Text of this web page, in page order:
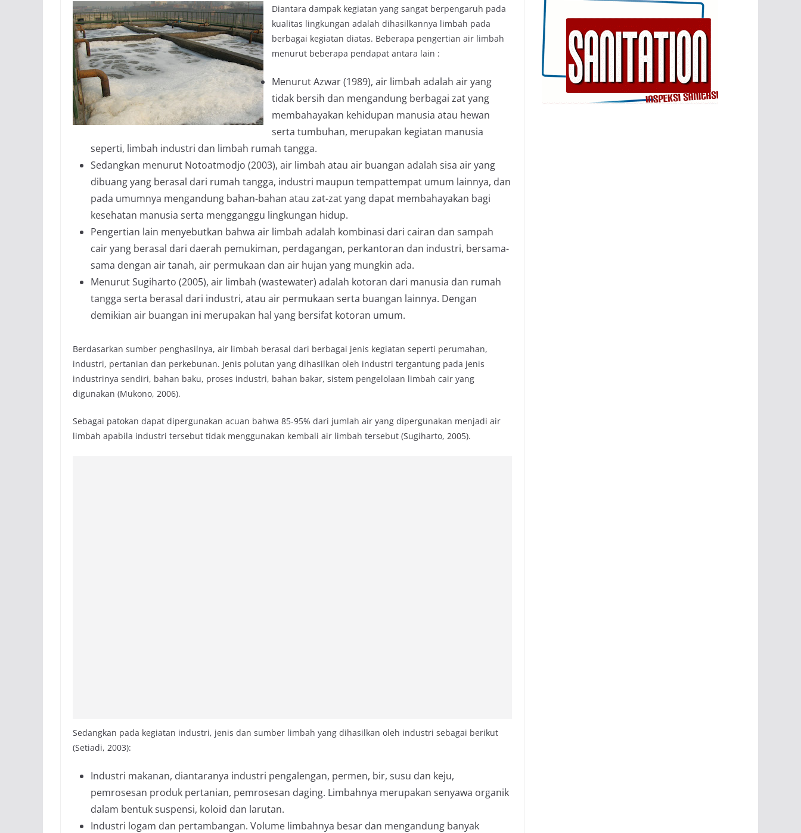
Diantara dampak kegiatan yang sangat berpengaruh pada
kualitas lingkungan adalah dihasilkannya limbah pada
berbagai kegiatan diatas. Beberapa pengertian air limbah
menurut beberapa pendapat antara lain :
Menurut Azwar (1989), air limbah adalah air yang
tidak bersih dan mengandung berbagai zat yang
membahayakan kehidupan manusia atau hewan
serta tumbuhan, merupakan kegiatan manusia
seperti, limbah industri dan limbah rumah tangga.
Sedangkan menurut Notoatmodjo (2003), air limbah atau air buangan adalah sisa air yang
dibuang yang berasal dari rumah tangga, industri maupun tempat­tempat umum lainnya, dan
pada umumnya mengandung bahan-bahan atau zat-zat yang dapat membahayakan bagi
kesehatan manusia serta mengganggu lingkungan hidup.
Pengertian lain menyebutkan bahwa air limbah adalah kombinasi dari cairan dan sampah
cair yang berasal dari daerah pemukiman, perdagangan, perkantoran dan industri, bersama-
sama dengan air tanah, air permukaan dan air hujan yang mungkin ada.
Menurut Sugiharto (2005), air limbah (wastewater) adalah kotoran dari manusia dan rumah
tangga serta berasal dari industri, atau air permukaan serta buangan lainnya. Dengan
demikian air buangan ini merupakan hal yang bersifat kotoran umum.
Berdasarkan sumber penghasilnya, air limbah berasal dari berbagai jenis kegiatan seperti perumahan,
industri, pertanian dan perkebunan. Jenis polutan yang dihasilkan oleh industri tergantung pada jenis
industrinya sendiri, bahan baku, proses industri, bahan bakar, sistem pengelolaan limbah cair yang
digunakan (Mukono, 2006).
Sebagai patokan dapat dipergunakan acuan bahwa 85-95% dari jumlah air yang dipergunakan menjadi air
limbah apabila industri tersebut tidak menggunakan kembali air limbah tersebut (Sugiharto, 2005).
Sedangkan pada kegiatan industri, jenis dan sumber limbah yang dihasilkan oleh industri sebagai berikut
(Setiadi, 2003):
Industri makanan, diantaranya industri pengalengan, permen, bir, susu dan keju,
pemrosesan produk pertanian, pemrosesan daging. Limbahnya merupakan senyawa organik
dalam bentuk suspensi, koloid dan larutan.
Industri logam dan pertambangan. Volume limbahnya besar dan mengandung banyak